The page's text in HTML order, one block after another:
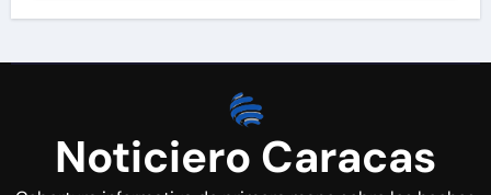
Noticiero Caracas